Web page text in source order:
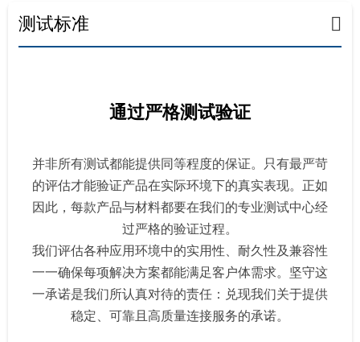
测试标准
通过严格测试验证
并非所有测试都能提供同等程度的保证。只有最严苛
的评估才能验证产品在实际环境下的真实表现。正如
因此，每款产品与材料都要在我们的专业测试中心经
过严格的验证过程。
我们评估各种应用环境中的实用性、耐久性及兼容性
一一确保每项解决方案都能满足客户体需求。坚守这
一承诺是我们所认真对待的责任：兑现我们关于提供
稳定、可靠且高质量连接服务的承诺。